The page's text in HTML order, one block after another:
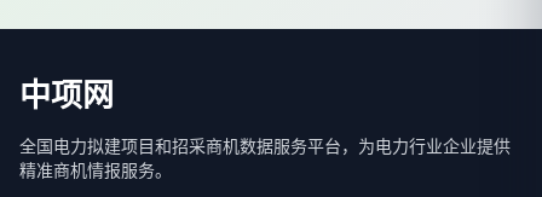
中项网
全国电力拟建项目和招采商机数据服务平台，为电力行业企业提供
精准商机情报服务。